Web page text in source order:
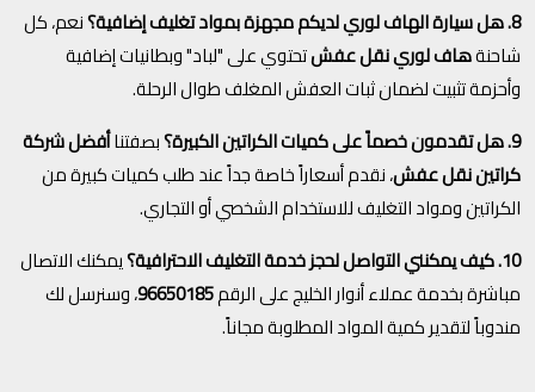
8. هل سيارة الهاف لوري لديكم مجهزة بمواد تغليف إضافية؟
نعم، كل
شاحنةهاف لوري نقل عفشتحتوي على "لباد" وبطانيات إضافية
وأحزمة تثبيت لضمان ثبات العفش المغلف طوال الرحلة.
9. هل تقدمون خصماً على كميات الكراتين الكبيرة؟
بصفتناأفضل شركة
كراتين نقل عفش، نقدم أسعاراً خاصة جداً عند طلب كميات كبيرة من
الكراتين ومواد التغليف للاستخدام الشخصي أو التجاري.
10. كيف يمكنني التواصل لحجز خدمة التغليف الاحترافية؟
يمكنك الاتصال
مباشرة بخدمة عملاء أنوار الخليج على الرقم96650185، وسنرسل لك
مندوباً لتقدير كمية المواد المطلوبة مجاناً.